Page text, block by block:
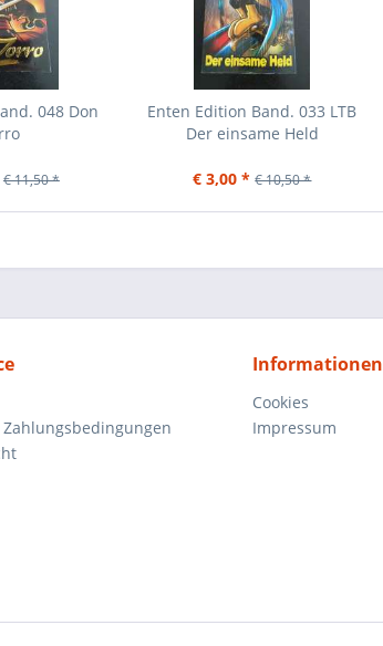
048 Don
€ 11,50 *
Enten Edition Band. 033 LTB
Der einsame Held
€ 3,00 * € 10,50 *
Informationen
Cookies
Impressum